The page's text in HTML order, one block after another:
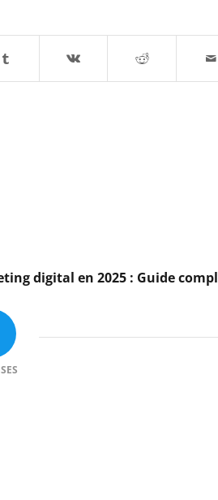
digital en 2025 : Guide